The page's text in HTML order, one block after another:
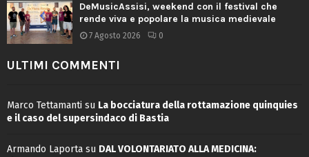
DeMusicAssisi, weekend con il festival che
rende viva e popolare la musica medievale
7 Agosto 2026 0
ULTIMI COMMENTI
Marco Tettamanti su La bocciatura della rottamazione quinquies
e il caso del supersindaco di Bastia
Armando Laporta su DAL VOLONTARIATO ALLA MEDICINA: